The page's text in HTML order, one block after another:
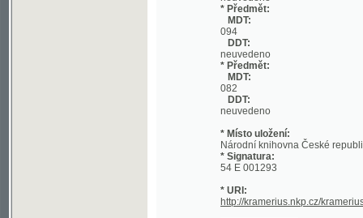
MDT:
DDT:
neuvedeno
* Místo uložení:
Národní knihovna České republiky
* Signatura:
54 E 001293
* URI:
[I] (titulní strana) [II]
40 [41]
77 78 79 [80] 81 82 83 84 85 86 87